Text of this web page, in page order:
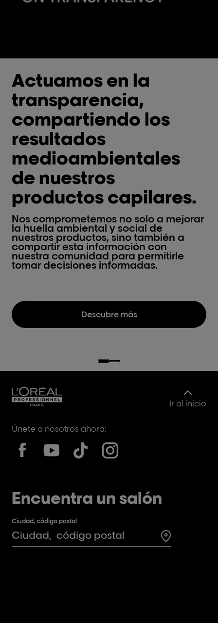
Actuamos en la
transparencia,
compartiendo los
resultados
medioambientales
de nuestros
productos capilares.
Nos comprometemos no solo a mejorar
la huella ambiental y social de
nuestros productos, sino también a
compartir esta información con
nuestra comunidad para permitirle
tomar decisiones informadas.
Descubre más
Ir al inicio
Únete a nosotros ahora:
Encuentra un salón
Ciudad, código postal
Search for a